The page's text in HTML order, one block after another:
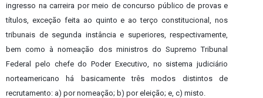
ingresso na carreira por meio de concurso público de provas e
títulos, exceção feita ao quinto e ao terço constitucional, nos
tribunais de segunda instância e superiores, respectivamente,
bem como à nomeação dos ministros do Supremo Tribunal
Federal pelo chefe do Poder Executivo, no sistema judiciário
norteamericano há basicamente três modos distintos de
recrutamento: a) por nomeação; b) por eleição; e, c) misto.